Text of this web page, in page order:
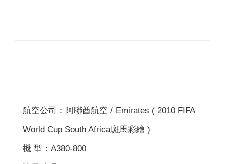
航空公司：阿聯酋航空 / Emirates ( 2010 FIFA
World Cup South Africa斑馬彩繪 )
機 型：A380-800